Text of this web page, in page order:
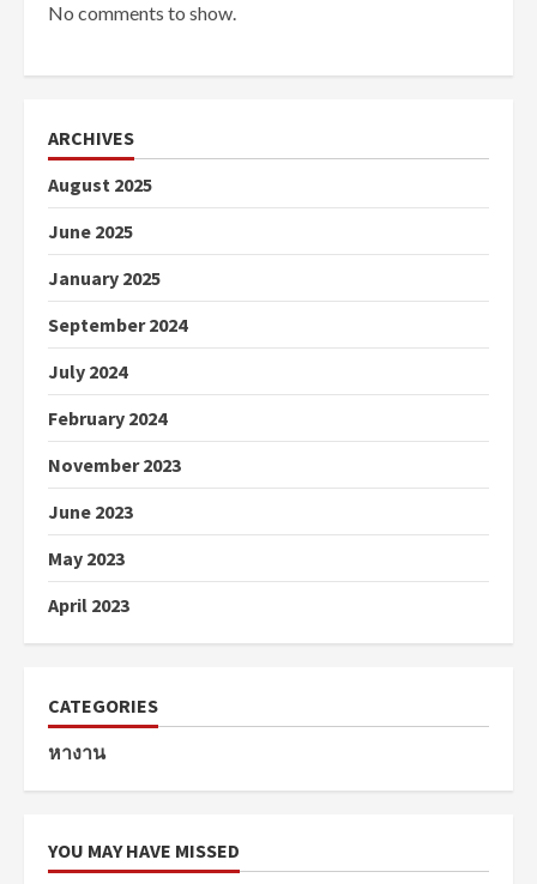
No comments to show.
ARCHIVES
August 2025
June 2025
January 2025
September 2024
July 2024
February 2024
November 2023
June 2023
May 2023
April 2023
CATEGORIES
หางาน
YOU MAY HAVE MISSED